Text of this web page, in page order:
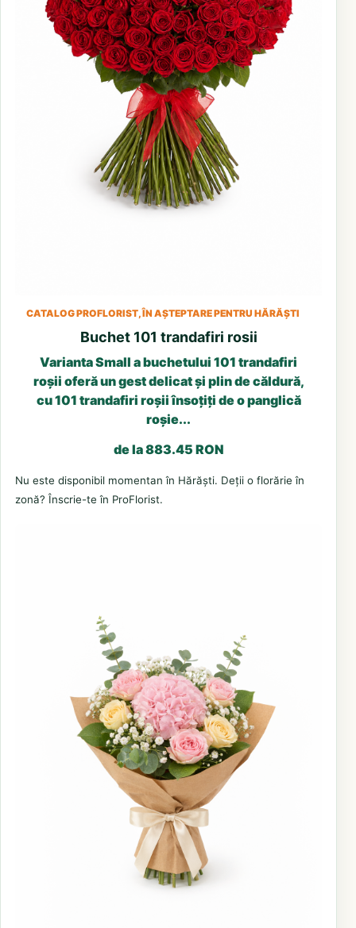
CATALOG PROFLORIST, ÎN AȘTEPTARE PENTRU HĂRĂȘTI
Buchet 101 trandafiri rosii
Varianta Small a buchetului 101 trandafiri
roșii oferă un gest delicat și plin de căldură,
cu 101 trandafiri roșii însoțiți de o panglică
roșie...
de la 883.45 RON
Nu este disponibil momentan în Hărăști. Deții o florărie în
zonă? Înscrie-te în ProFlorist.